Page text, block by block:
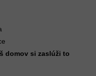
domov si zaslúži to